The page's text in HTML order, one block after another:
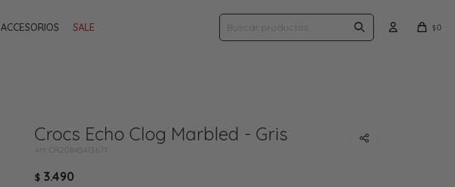
ACCESORIOS SALE $0
Crocs Echo Clog Marbled - Gris
CR20845413671
$ 3.490